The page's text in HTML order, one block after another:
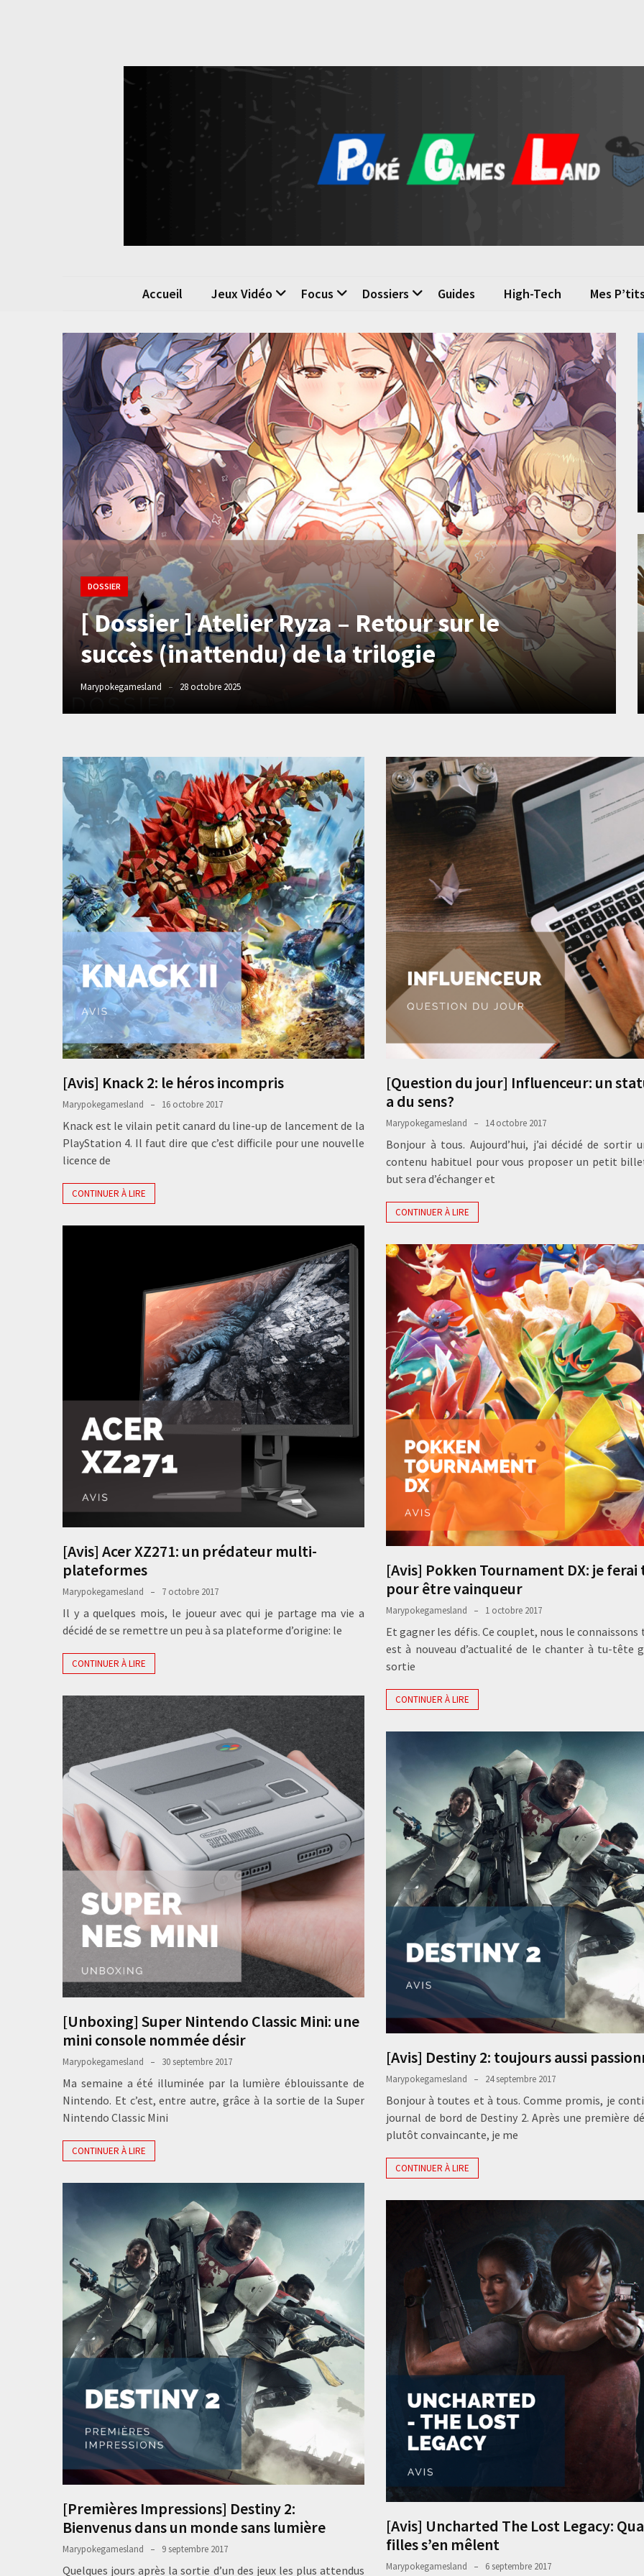
Poké Games Land
La passion du jeu vidéo
Accueil Jeux Vidéo Focus Dossiers Guides High-Tech Mes
DOSSIER
[ Dossier ] Atelier Ryza – Retour sur le
succès (inattendu) de la trilogie
Marypokegamesland 28 octobre 2025
[Avis] Knack 2: le héros incompris
Marypokegamesland 16 octobre 2017
Knack est le vilain petit canard du line-up de lancement de la
PlayStation 4. Il faut dire que c’est difficile pour une nouvelle
licence de
CONTINUER À LIRE
[Question du jour] Influenceur: un
a du sens?
Marypokegamesland 14 octobre 2017
Bonjour à tous. Aujourd’hui, j’ai décidé de sortir
contenu habituel pour vous proposer un petit
but sera d’échanger et
CONTINUER À LIRE
[Avis] Acer XZ271: un prédateur multi-
plateformes
Marypokegamesland 7 octobre 2017
Il y a quelques mois, le joueur avec qui je partage ma vie a
décidé de se remettre un peu à sa plateforme d’origine: le
CONTINUER À LIRE
[Avis] Pokken Tournament DX: je
pour être vainqueur
Marypokegamesland 1 octobre 2017
Et gagner les défis. Ce couplet, nous le connaissons
est à nouveau d’actualité de le chanter à tu-tête
sortie
CONTINUER À LIRE
[Unboxing] Super Nintendo Classic Mini: une
mini console nommée désir
Marypokegamesland 30 septembre 2017
Ma semaine a été illuminée par la lumière éblouissante de
Nintendo. Et c’est, entre autre, grâce à la sortie de la Super
Nintendo Classic Mini
CONTINUER À LIRE
[Avis] Destiny 2: toujours aussi
Marypokegamesland 24 septembre 2017
Bonjour à toutes et à tous. Comme promis, je
journal de bord de Destiny 2. Après une première
plutôt convaincante, je me
CONTINUER À LIRE
[Premières Impressions] Destiny 2:
Bienvenus dans un monde sans lumière
Marypokegamesland 9 septembre 2017
Quelques jours après la sortie d’un des jeux les plus attendus
[Avis] Uncharted The Lost Legacy:
filles s’en mêlent
Marypokegamesland 6 septembre 2017